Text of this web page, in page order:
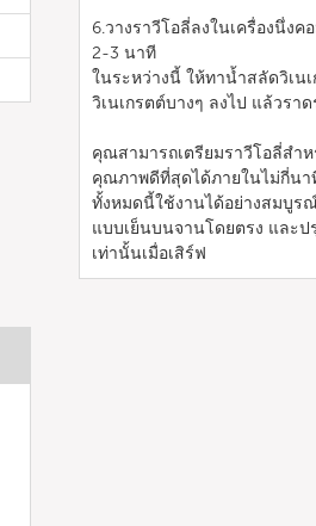
6.วางราวีโอลี่ลงในเครื่องนึ่ง
2-3 นาที
ในระหว่างนี้ ให้ทาน้ำสลัดวิเน
วิเนเกรตต์บางๆ ลงไป แล้วร
คุณสามารถเตรียมราวีโอลี่สำ
คุณภาพดีที่สุดได้ภายในไม่กี่นา
ทั้งหมดนี้ใช้งานได้อย่างสมบูร
แบบเย็นบนจานโดยตรง และ
เท่านั้นเมื่อเสิร์ฟ